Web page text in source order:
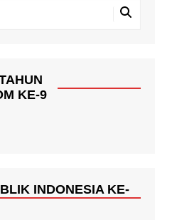
KE-9
INDONESIA KE-